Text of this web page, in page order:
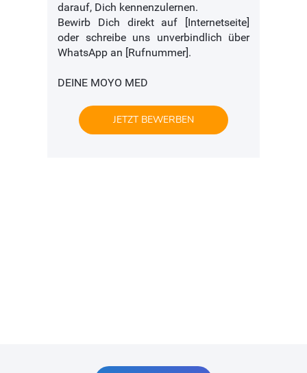
darauf, Dich kennenzulernen.
Bewirb Dich direkt auf [Internetseite]
oder schreibe uns unverbindlich über
WhatsApp an [Rufnummer].
DEINE MOYO MED
JETZT BEWERBEN